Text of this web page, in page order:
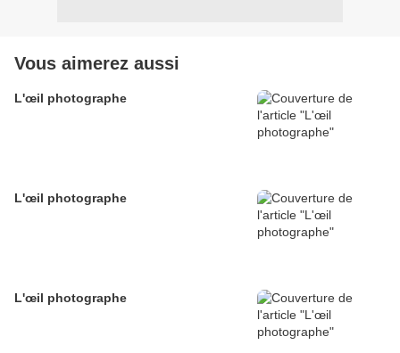
Vous aimerez aussi
L'œil photographe
L'œil photographe
L'œil photographe